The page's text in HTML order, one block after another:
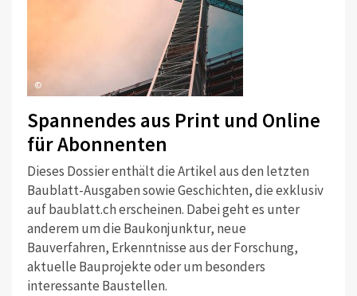
©
Spannendes aus Print und Online
für Abonnenten
Dieses Dossier enthält die Artikel aus den letzten
Baublatt-Ausgaben sowie Geschichten, die exklusiv
auf baublatt.ch erscheinen. Dabei geht es unter
anderem um die Baukonjunktur, neue
Bauverfahren, Erkenntnisse aus der Forschung,
aktuelle Bauprojekte oder um besonders
interessante Baustellen.